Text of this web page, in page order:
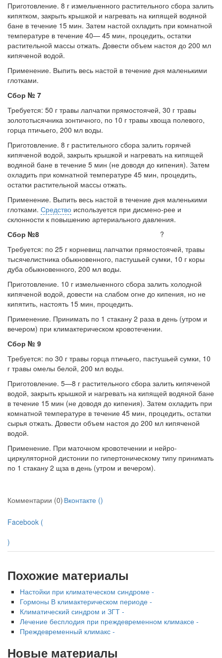
Приготовление. 8 г измельченного растительного сбора залить
кипятком, закрыть крышкой и нагревать на кипящей водяной
бане в течение 15 мин. Затем настой охладить при комнатной
температуре в течение 40— 45 мин, процедить, остатки
растительной массы отжать. Довести объем настоя до 200 мл
кипяченой водой.
Применение. Выпить весь настой в течение дня ма­ленькими
глотками.
Сбор № 7
Требуется: 50 г травы лапчатки прямостоячей, 30 г тра­вы
золототысячника зонтичного, по 10 г травы хвоща по­левого,
горца птичьего, 200 мл воды.
Приготовление. 8 г растительного сбора залить горя­чей
кипяченой водой, закрыть крышкой и нагревать на кипящей
водяной бане в течение 5 мин (не доводя до ки­пения). Затем
охладить при комнатной температуре 45 мин, процедить,
остатки растительной массы отжать.
Применение. Выпить весь настой в течение дня ма­ленькими
глотками. Средство используется при дисмено-рее и
склонности к повышению артериального давления.
Сбор №8
?
Требуется: по 25 г корневищ лапчатки прямостоячей, травы
тысячелистника обыкновенного, пастушьей сумки, 10 г коры
дуба обыкновенного, 200 мл воды.
Приготовление. 10 г измельченного сбора залить хо­лодной
кипяченой водой, довести на слабом огне до кипе­ния, но не
кипятить, настоять 15 мин, процедить.
Применение. Принимать по 1 стакану 2 раза в день (утром и
вечером) при климактерическом кровотечении.
Сбор № 9
Требуется: по 30 г травы горца птичьего, пастушьей сумки, 10
г травы омелы белой, 200 мл воды.
Приготовление. 5—8 г растительного сбора залить кипяченой
водой, закрыть крышкой и нагревать на кипя­щей водяной бане
в течение 15 мин (не доводя до кипе­ния). Затем охладить при
комнатной температуре в тече­ние 45 мин, процедить, остатки
сырья отжать. Довести объем настоя до 200 мл кипяченой
водой.
Применение. При маточном кровотечении и нейро-
циркуляторной дистонии по гипертоническому типу при­нимать
по 1 стакану 2 щза в день (утром и вечером).
Комментарии (0) Вконтакте ()
Facebook (
)
Похожие материалы
Настойки при климатеческом синдроме -
Гормоны В климактерическом периоде -
Климатический синдром и ЗГТ -
Лечение бесплодия при преждевременном климаксе -
Преждевременный климакс -
Новые материалы